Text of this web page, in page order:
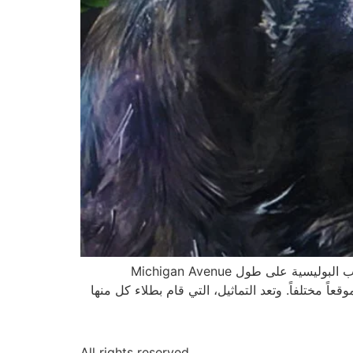
إنه الكلب البوليسي! أعلنت Police Memorial Foundation في الأسابيع الماضية أنه سيتم نصب العشرات من تماثيل الكلاب البوليسية على طول Michigan Avenue
المحيطة إضافة لبضعة أماكن أخرى على طول النهر أو وسط المدينة. وبالمحصلة سيتم توزيع 105 كلاب في 48 موقعاً مختلفاً. وتعد التماثيل، التي قام بطلاء كل منها